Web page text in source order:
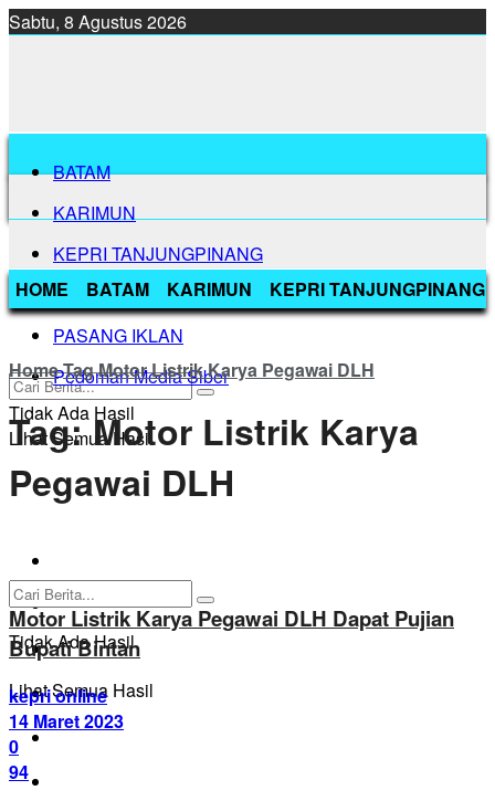
Sabtu, 8 Agustus 2026
Tidak Ada Hasil
Lihat Semua Hasil
BATAM
KARIMUN
KEPRI TANJUNGPINANG
BINTAN
PASANG IKLAN
Pedoman Media Siber
KARIMUN
KEPRI TANJUNGPINANG
BINTAN
PASANG IKLAN
Tidak Ada Hasil
Lihat Semua Hasil
HOME BATAM KARIMUN KEPRI TANJUNGPINANG
HomeTagMotor Listrik Karya Pegawai DLH
Tag:Motor Listrik Karya
Pegawai DLH
Motor Listrik Karya Pegawai DLH Dapat Pujian
Bupati Bintan
kepri online
14 Maret 2023
0
94